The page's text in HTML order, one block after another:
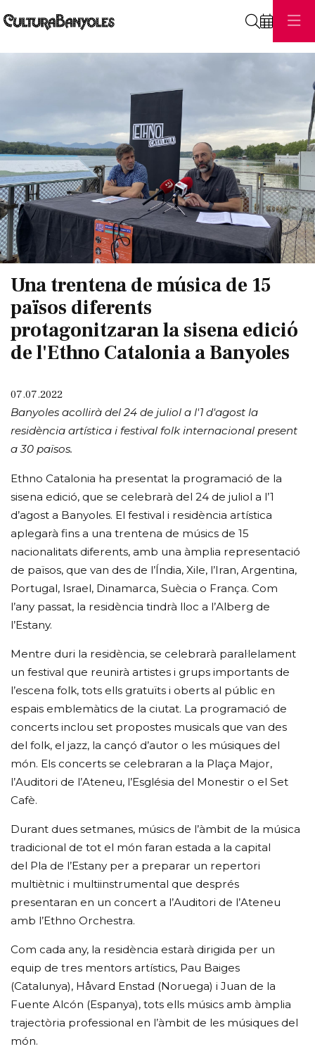
Una trentena de música de 15
països diferents
protagonitzaran la sisena edició
de l'Ethno Catalonia a Banyoles
07.07.2022
Banyoles acollirà del 24 de juliol a l'1 d'agost la
residència artística i festival folk internacional present
a 30 països.
Ethno Catalonia ha presentat la programació de la
sisena edició, que se celebrarà del 24 de juliol a l’1
d’agost a Banyoles. El festival i residència artística
aplegarà fins a una trentena de músics de 15
nacionalitats diferents, amb una àmplia representació
de països, que van des de l’Índia, Xile, l’Iran, Argentina,
Portugal, Israel, Dinamarca, Suècia o França. Com
l’any passat, la residència tindrà lloc a l’Alberg de
l’Estany.
Mentre duri la residència, se celebrarà paral·lelament
un festival que reunirà artistes i grups importants de
l’escena folk, tots ells gratuïts i oberts al públic en
espais emblemàtics de la ciutat. La programació de
concerts inclou set propostes musicals que van des
del folk, el jazz, la cançó d’autor o les músiques del
món. Els concerts se celebraran a la Plaça Major,
l’Auditori de l’Ateneu, l’Església del Monestir o el Set
Cafè.
Durant dues setmanes, músics de l’àmbit de la música
tradicional de tot el món faran estada a la capital
del Pla de l’Estany per a preparar un repertori
multiètnic i multiinstrumental que després
presentaran en un concert a l’Auditori de l’Ateneu
amb l’Ethno Orchestra.
Com cada any, la residència estarà dirigida per un
equip de tres mentors artístics, Pau Baiges
(Catalunya), Håvard Enstad (Noruega) i Juan de la
Fuente Alcón (Espanya), tots ells músics amb àmplia
trajectòria professional en l’àmbit de les músiques del
món.